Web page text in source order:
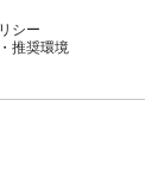
シー
推奨環境